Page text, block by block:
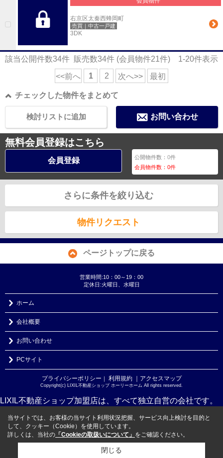
右京区太秦西蜂岡町
売買｜中古一戸建
3DK
該当公開件数34件 販売数34件 (会員物件21件) 1-20件表示
<<前へ 1 2 次へ>> 最初
チェックした物件をまとめて
お問い合わせ
検討リストに追加
無料会員登録はこちら
会員登録 公開物件数：0件
会員物件数：0件
さらに条件を絞り込む
物件リクエスト
ページトップに戻る
営業時間:10：00～19：00
定休日:火曜日、水曜日
ホーム
会社概要
お問い合わせ
PCサイト
プライバシーポリシー ｜ 利用規約 ｜アクセスマップ
Copyright(c) LIXIL不動産ショップ ホーリーホーム All rights reserved.
LIXIL不動産ショップ加盟店は、すべて独立自営の会社です。
当サイトでは、お客様の当サイト利用状況把握、サービス向上検討を目的と
して、クッキー（Cookie）を使用しています。
詳しくは、当社の 「Cookieの取扱いについて」 をご確認ください。
閉じる